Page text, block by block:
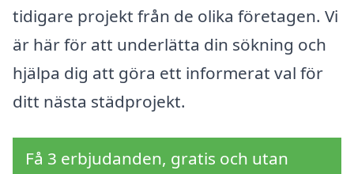
tidigare projekt från de olika företagen. Vi
är här för att underlätta din sökning och
hjälpa dig att göra ett informerat val för
ditt nästa städprojekt.
Få 3 erbjudanden, gratis och utan